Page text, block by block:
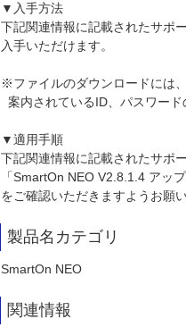
▼入手方法
下記関連情報に記載されたサポ
入手いただけます。
※ファイルのダウンロードには
案内されているID、パスワー
▼適用手順
下記関連情報に記載されたサポ
「SmartOn NEO V2.8.1.4 アッ
をご確認いただきますようお願
製品名カテゴリ
SmartOn NEO
関連情報